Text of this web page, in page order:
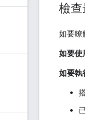
檢
如要瞭
如要使
如要執